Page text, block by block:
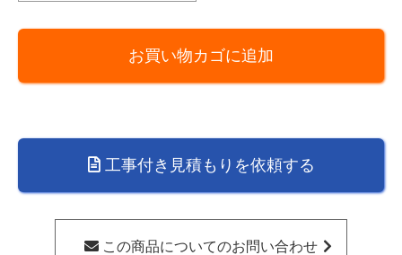
か
用
Altair
お買い物カゴに追加
工事付き見積もりを依頼する
この商品についてのお問い合わせ